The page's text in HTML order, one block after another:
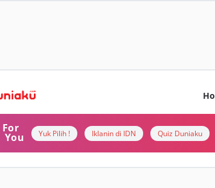
For
You Yuk Pilih ! Iklanin di IDN Quiz Duniaku